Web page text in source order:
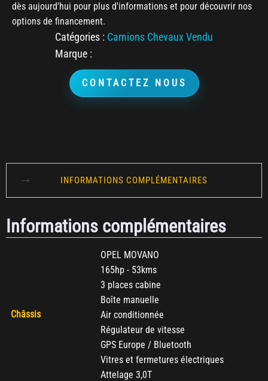
dès aujourd'hui pour plus d'informations et pour découvrir nos
options de financement.
Catégories : Camions Chevaux Vendu
Marque :
CONTACTEZ NOUS
INFORMATIONS COMPLÉMENTAIRES
Informations complémentaires
Châssis
OPEL MOVANO
165hp - 53kms
3 places cabine
Boîte manuelle
Air conditionnée
Régulateur de vitesse
GPS Europe / Bluetooth
Vitres et fermetures électriques
Attelage 3,0T